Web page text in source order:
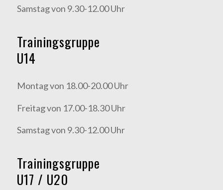
Samstag von 9.30-12.00 Uhr
Trainingsgruppe
U14
Montag von 18.00-20.00 Uhr
Freitag von 17.00-18.30 Uhr
Samstag von 9.30-12.00 Uhr
Trainingsgruppe
U17 / U20